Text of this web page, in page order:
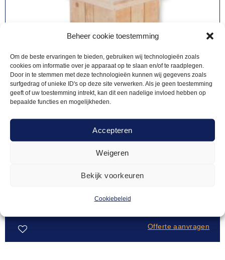
Beheer cookie toestemming
Om de beste ervaringen te bieden, gebruiken wij technologieën zoals
cookies om informatie over je apparaat op te slaan en/of te raadplegen.
Door in te stemmen met deze technologieën kunnen wij gegevens zoals
surfgedrag of unieke ID's op deze site verwerken. Als je geen toestemming
geeft of uw toestemming intrekt, kan dit een nadelige invloed hebben op
bepaalde functies en mogelijkheden.
Accepteren
Weigeren
Bekijk voorkeuren
Cookiebeleid
Offerte aanvragen